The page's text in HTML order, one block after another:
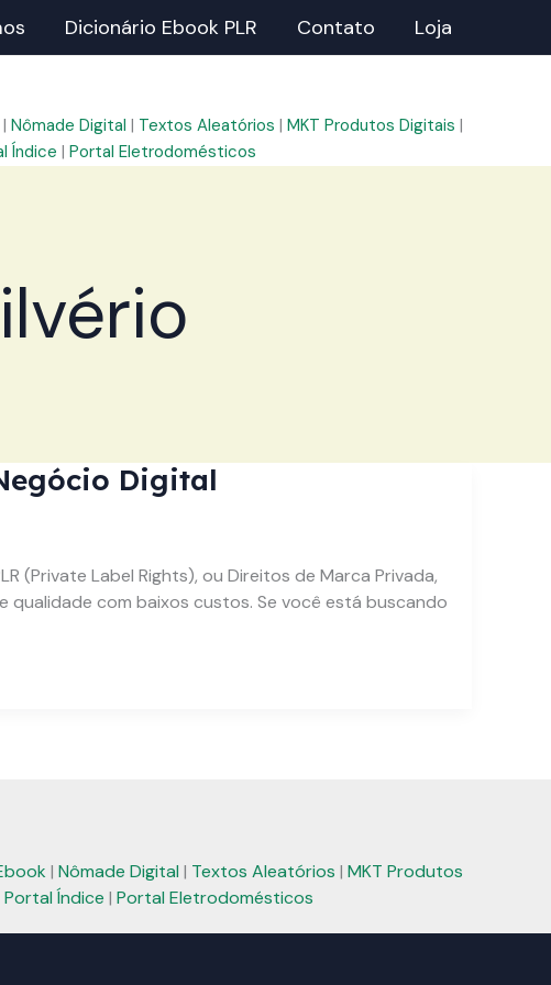
Dicionário Ebook PLR Contato Loja
Nômade Digital | Textos Aleatórios | MKT Produtos Digitais |
Índice | Portal Eletrodomésticos
Digital
(Private Label Rights), ou Direitos de Marca Privada,
com baixos custos. Se você está buscando
| Nômade Digital | Textos Aleatórios | MKT Produtos
Portal Índice | Portal Eletrodomésticos